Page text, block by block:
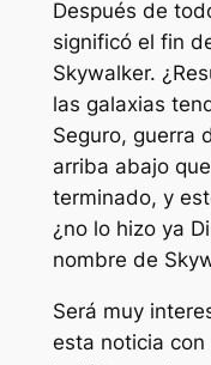
Después de
significó el fin
Skywalker.
las galaxias
Seguro, guerra
arriba abajo
terminado, y
¿no lo hizo ya
nombre de
Será muy
esta noticia